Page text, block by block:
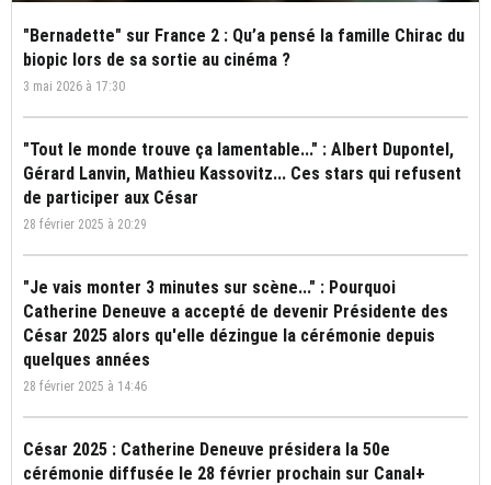
"Bernadette" sur France 2 : Qu’a pensé la famille Chirac du
biopic lors de sa sortie au cinéma ?
3 mai 2026 à 17:30
"Tout le monde trouve ça lamentable..." : Albert Dupontel,
Gérard Lanvin, Mathieu Kassovitz... Ces stars qui refusent
de participer aux César
28 février 2025 à 20:29
"Je vais monter 3 minutes sur scène..." : Pourquoi
Catherine Deneuve a accepté de devenir Présidente des
César 2025 alors qu'elle dézingue la cérémonie depuis
quelques années
28 février 2025 à 14:46
César 2025 : Catherine Deneuve présidera la 50e
cérémonie diffusée le 28 février prochain sur Canal+